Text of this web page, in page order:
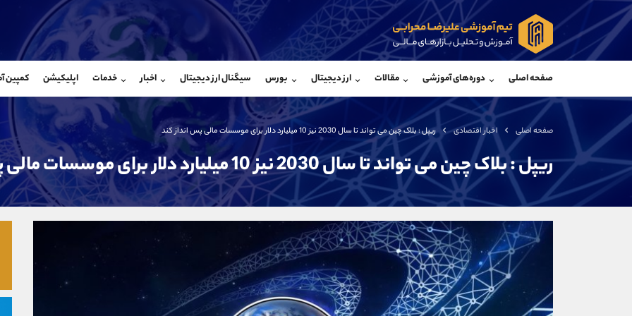
صفحه اصلی دوره‌های آموزشی مقالات ارز دیجیتال بورس سیگنال ارز دیجیتال اخبار خدمات اپلیکیشن کمپین
صفحه اصلی اخبار اقتصادی ریپل : بلاک چین می تواند تا سال 2030 نیز 10 میلیارد دلار برای موسسات مالی پس انداز کند
ریپل : بلاک چین می تواند تا سال 2030 نیز 10 میلیارد دلار برای موسسات مالی پس انداز کند
واتساپ شروع گفتگو
تلگرام @Armteam_admin_103
103
واتساپ
@Armteam_admin_por
107
اطلاعات تماس (دفتر فروش)
تلفن
تلفن
بدون پیش شماره
اینستاگرام
کانال تلگرام
کانال بله